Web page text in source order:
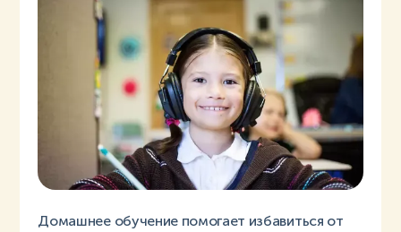
Домашнее обучение помогает избавиться от